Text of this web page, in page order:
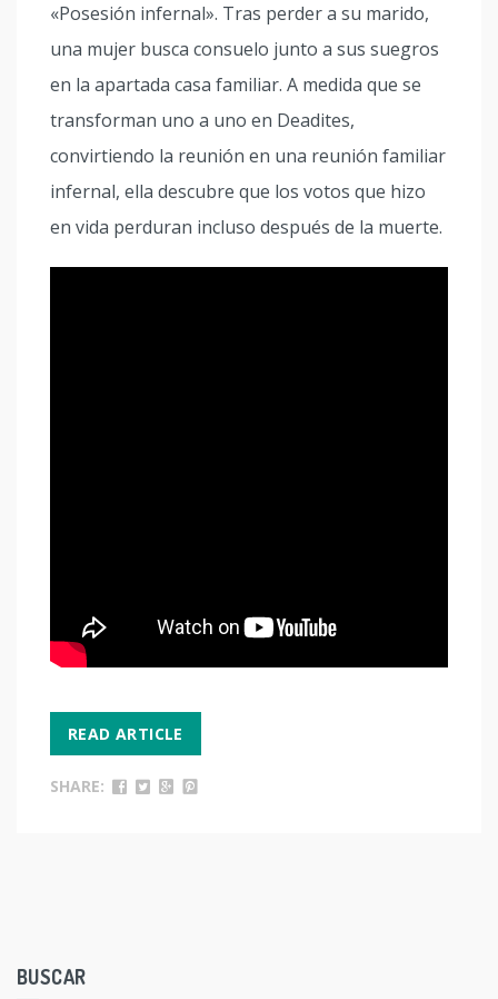
«Posesión infernal». Tras perder a su marido,
una mujer busca consuelo junto a sus suegros
en la apartada casa familiar. A medida que se
transforman uno a uno en Deadites,
convirtiendo la reunión en una reunión familiar
infernal, ella descubre que los votos que hizo
en vida perduran incluso después de la muerte.
READ ARTICLE
SHARE:
BUSCAR